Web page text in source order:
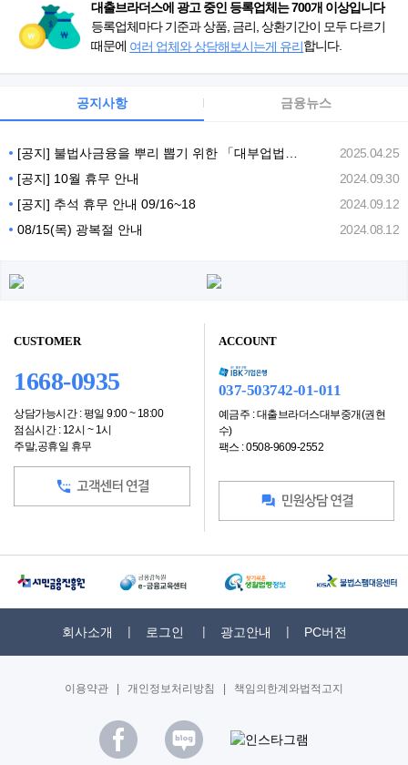
대출브라더스에 광고 중인 등록업체는 700개 이상입니다
등록업체마다 기준과 상품, 금리, 상환기간이 모두 다르기
때문에 여러 업체와 상담해보시는게 유리합니다.
공지사항 금융뉴스
[공지] 불법사금융을 뿌리 뽑기 위한 「대부업법」 개정안 (25년 7월)
2025.04.25
[공지] 10월 휴무 안내
2024.09.30
[공지] 추석 휴무 안내 09/16~18
2024.09.12
08/15(목) 광복절 안내
2024.08.12
CUSTOMER
1668-0935
상담가능시간 : 평일 9:00 ~ 18:00
점심시간 : 12시 ~ 1시
주말,공휴일 휴무
ACCOUNT
037-503742-01-011
예금주 : 대출브라더스대부중개(권현
수)
팩스 : 0508-9609-2552
회사소개 로그인 광고안내 PC버전
이용약관 개인정보처리방침 책임의한계와법적고지